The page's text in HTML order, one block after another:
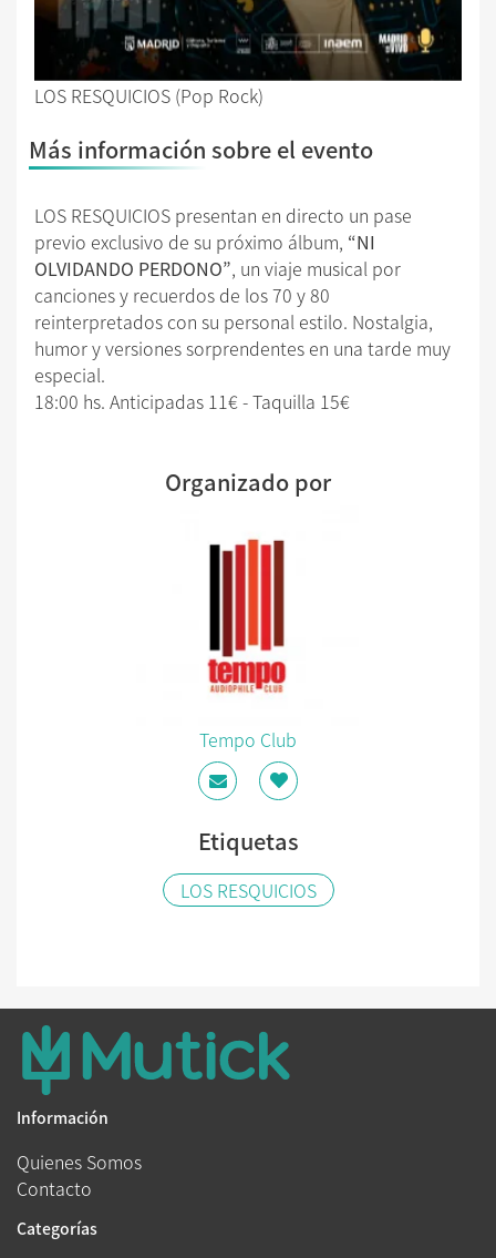
LOS RESQUICIOS (Pop Rock)
Más información sobre el evento
LOS RESQUICIOS presentan en directo un pase
previo exclusivo de su próximo álbum, “NI
OLVIDANDO PERDONO”, un viaje musical por
canciones y recuerdos de los 70 y 80
reinterpretados con su personal estilo. Nostalgia,
humor y versiones sorprendentes en una tarde muy
especial.
18:00 hs. Anticipadas 11€ - Taquilla 15€
Organizado por
Tempo Club
Etiquetas
LOS RESQUICIOS
Información
Quienes Somos
Contacto
Categorías